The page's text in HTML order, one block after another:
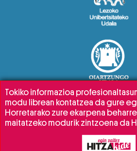
Tokiko informazioa
modu librean kontatzea da gure
Horretarako zure ekarpena
maitatzeko modurik zintzoena da